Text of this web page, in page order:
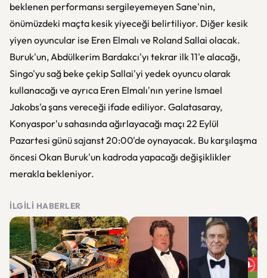
beklenen performansı sergileyemeyen Sane'nin,
önümüzdeki maçta kesik yiyeceği belirtiliyor. Diğer kesik
yiyen oyuncular ise Eren Elmalı ve Roland Sallai olacak.
Buruk'un, Abdülkerim Bardakcı'yı tekrar ilk 11'e alacağı,
Singo'yu sağ beke çekip Sallai'yi yedek oyuncu olarak
kullanacağı ve ayrıca Eren Elmalı'nın yerine Ismael
Jakobs'a şans vereceği ifade ediliyor. Galatasaray,
Konyaspor'u sahasında ağırlayacağı maçı 22 Eylül
Pazartesi günü sajanst 20:00'de oynayacak. Bu karşılaşma
öncesi Okan Buruk'un kadroda yapacağı değişiklikler
merakla bekleniyor.
İLGILI HABERLER